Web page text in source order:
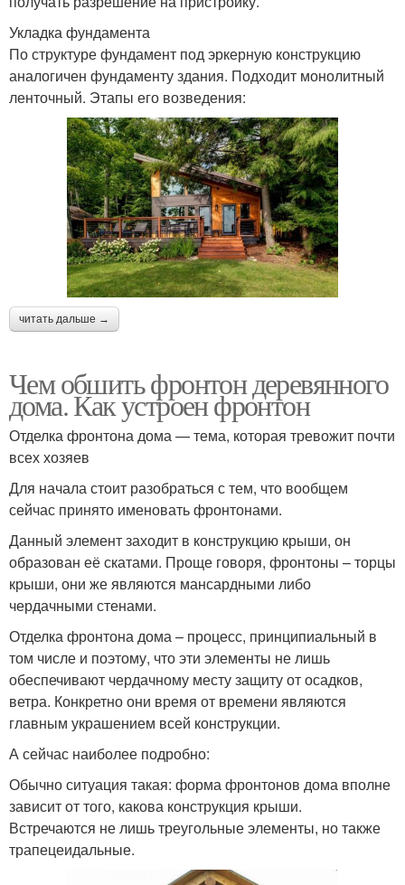
Укладка фундамента
По структуре фундамент под эркерную конструкцию
аналогичен фундаменту здания. Подходит монолитный
ленточный. Этапы его возведения:
читать дальше →
Чем обшить фронтон деревянного
дома. Как устроен фронтон
Отделка фронтона дома — тема, которая тревожит почти
всех хозяев
Для начала стоит разобраться с тем, что вообщем
сейчас принято именовать фронтонами.
Данный элемент заходит в конструкцию крыши, он
образован её скатами. Проще говоря, фронтоны – торцы
крыши, они же являются мансардными либо
чердачными стенами.
Отделка фронтона дома – процесс, принципиальный в
том числе и поэтому, что эти элементы не лишь
обеспечивают чердачному месту защиту от осадков,
ветра. Конкретно они время от времени являются
главным украшением всей конструкции.
А сейчас наиболее подробно:
Обычно ситуация такая: форма фронтонов дома вполне
зависит от того, какова конструкция крыши.
Встречаются не лишь треугольные элементы, но также
трапецеидальные.